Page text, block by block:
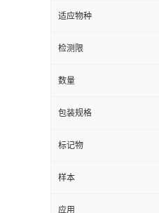
适应物种
检测限
数量
包装规格
标记物
样本
应用